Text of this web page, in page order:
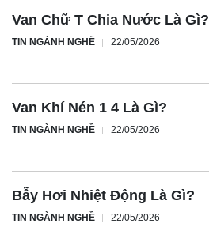
Van Chữ T Chia Nước Là Gì?
TIN NGÀNH NGHỀ 22/05/2026
Van Khí Nén 1 4 Là Gì?
TIN NGÀNH NGHỀ 22/05/2026
Bẫy Hơi Nhiệt Động Là Gì?
TIN NGÀNH NGHỀ 22/05/2026